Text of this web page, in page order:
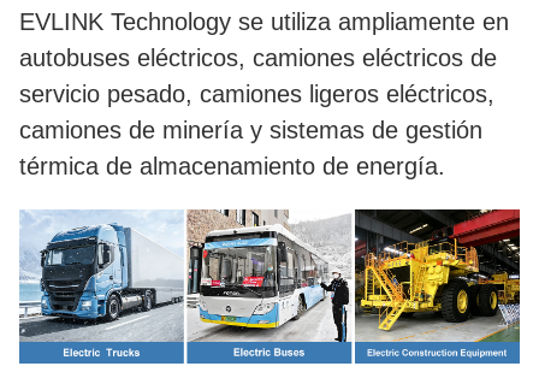
EVLINK Technology se utiliza ampliamente en
autobuses eléctricos, camiones eléctricos de
servicio pesado, camiones ligeros eléctricos,
camiones de minería y sistemas de gestión
térmica de almacenamiento de energía.